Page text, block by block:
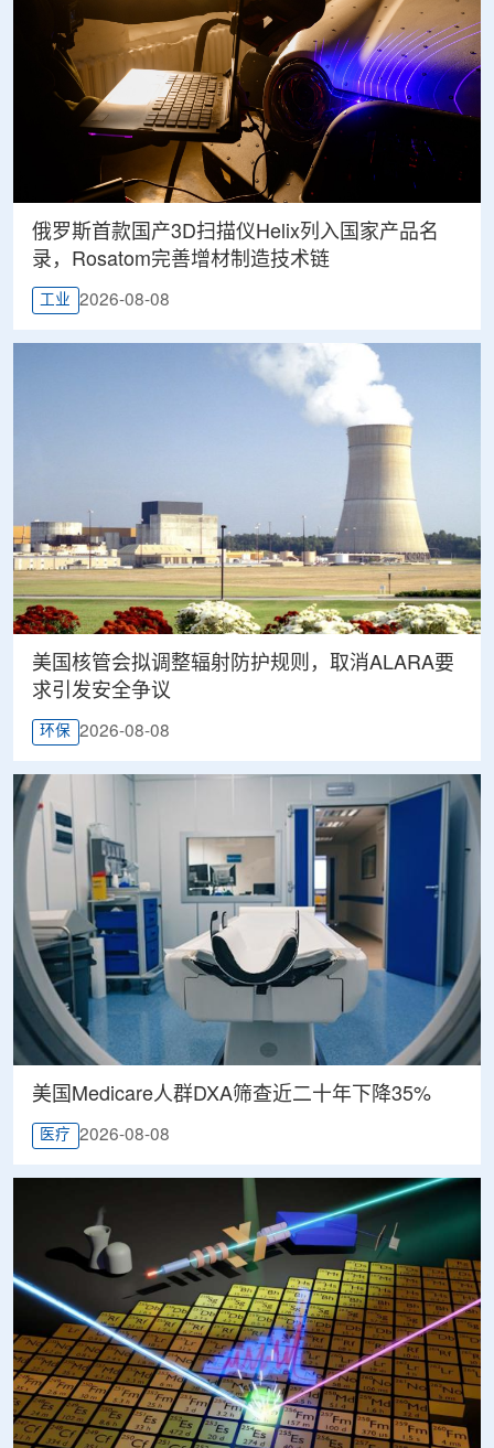
俄罗斯首款国产3D扫描仪Helix列入国家产品名
录，Rosatom完善增材制造技术链
工业 2026-08-08
美国核管会拟调整辐射防护规则，取消ALARA要
求引发安全争议
环保 2026-08-08
美国Medicare人群DXA筛查近二十年下降35%
医疗 2026-08-08